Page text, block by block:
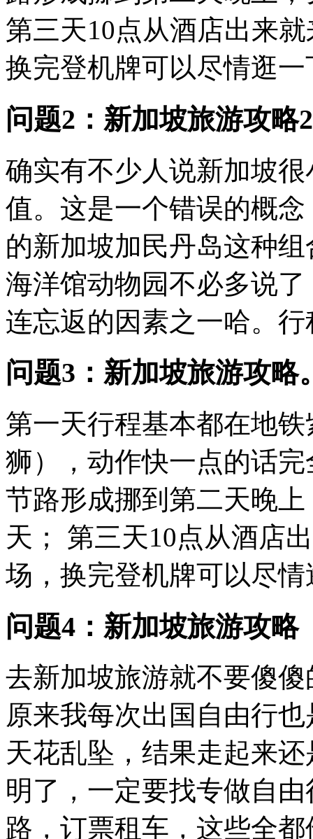
第三天10点从酒店出来
换完登机牌可以尽情逛
问题2：新加坡旅游攻略
确实有不少人说新加坡
值。这是一个错误的概
的新加坡加民丹岛这种
海洋馆动物园不必多说
连忘返的因素之一哈。
问题3：新加坡旅游攻略
第一天行程基本都在地
狮），动作快一点的话
节路形成挪到第二天晚
天； 第三天10点从酒店
场，换完登机牌可以尽
问题4：新加坡旅游攻略
去新加坡旅游就不要傻
原来我每次出国自由行
天花乱坠，结果走起来
明了，一定要找专做自
路，订票租车，这些全